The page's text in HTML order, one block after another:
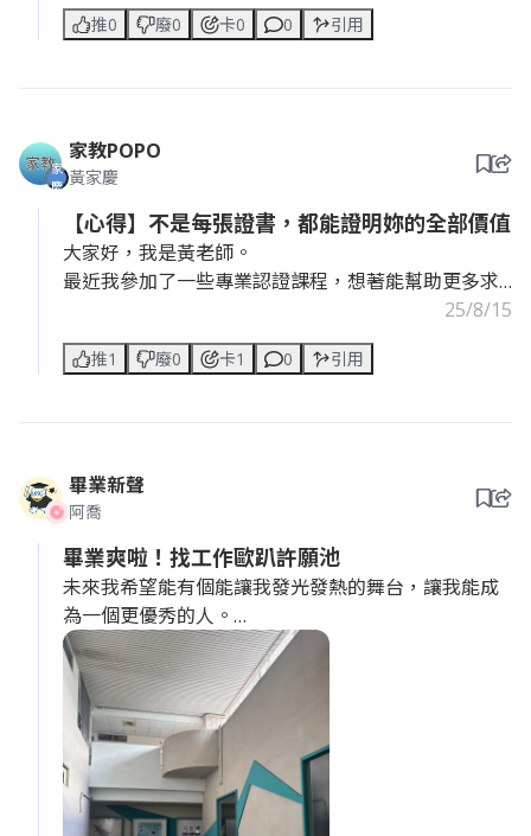
推0 廢0 卡0 0 引用
家
慶
家教POPO
黃家慶
【心得】不是每張證書，都能證明妳的全部價值
大家好，我是黃老師。
最近我參加了一些專業認證課程，想著能幫助更多求
職者，但過程中我卻有了一些新的體悟。我發現，有
時候所謂的「專業認證」，只是一種制式化的流程，
它無法真正衡量一個人的智慧與同理心。
人重新找回自信與方向。這份「同理心」，是任何考
試都無法測驗出來的，也是我最寶貴的資產。 我深
解決妳的問題。
我的方法與他們不同，我會用我的人生智慧，帶妳發
掘妳獨特的潛力，讓妳的履歷不再只是冷冰冰的文
字，而是充滿生命力的個人故事。我希望能幫助那些
跟我一樣，曾被命運打擊的人，讓你們更快、更有效
地找到真正屬於自己的舞台。
如果妳也厭倦了無效的職涯建議，渴望得到真正能幫
助你的引導，我非常樂意與妳交流。 [想看更多更細的
好文嗎 歡迎加入 (臉書社團) 慶多媒體娛樂集團 慶國際
傳媒]
25/8/15
推1 廢0 卡1 0 引用
畢業新聲
阿喬
畢業爽啦！找工作歐趴許願池
未來我希望能有個能讓我發光發熱的舞台，讓我能成
為一個更優秀的人。
老闆，我已經準備好把我的所有熱情、創意、努力都
獻給這份工作了。請給我一個機會，我會用我的表現
來證明，你是做了一個最棒的決定！